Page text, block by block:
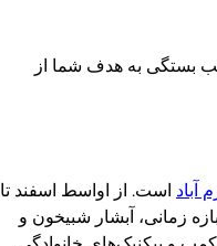
بستگی به هدف شما از
آباد است. از اواسط اسفند تا
زمانی، آبشار شبیخون و